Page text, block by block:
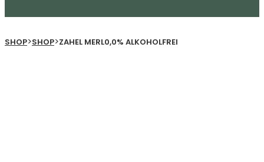
SHOP>SHOP>ZAHEL MERL0,0% ALKOHOLFREI